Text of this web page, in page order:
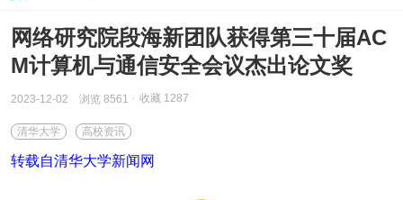
网络研究院段海新团队获得第三十届AC
M计算机与通信安全会议杰出论文奖
2023-12-02 浏览 8561 收藏 1287
清华大学 高校资讯
转载自清华大学新闻网